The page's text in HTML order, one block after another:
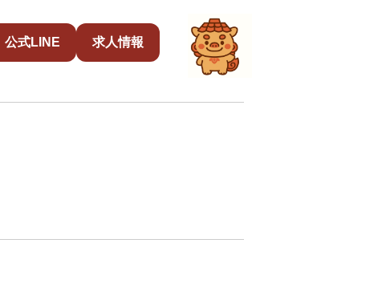
公式LINE 求人情報